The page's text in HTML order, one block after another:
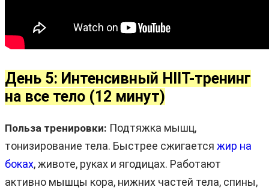
День 5: Интенсивный HIIT-тренинг
на все тело (12 минут)
Польза тренировки: Подтяжка мышц,
тонизирование тела. Быстрее сжигается жир на
боках, животе, руках и ягодицах. Работают
активно мышцы кора, нижних частей тела, спины,